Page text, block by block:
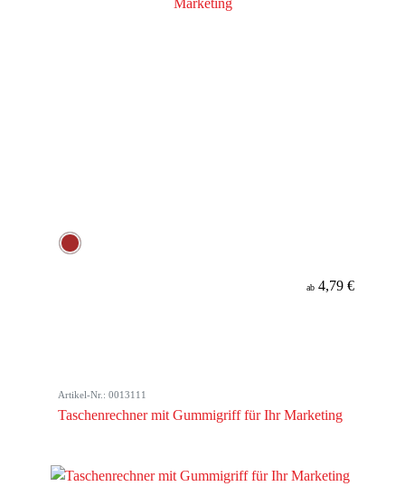
ab 4,79 €
Artikel-Nr.: 0013111
Taschenrechner mit Gummigriff für Ihr Marketing